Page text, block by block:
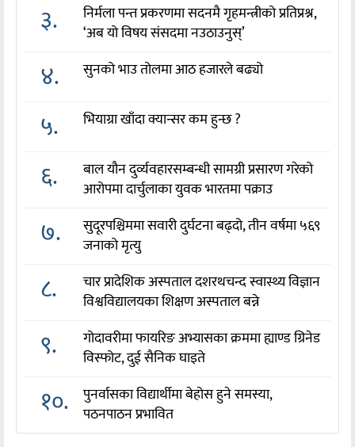
३.
निर्मला पन्त प्रकरणमा सदनमै गृहमन्त्रीको प्रतिप्रश्न,
‘अब यो विषय संसदमा नउठाउनुस्’
४. सुनको भाउ तोलमा आठ हजारले बढ्यो
५. भियाग्रा खाँदा क्यान्सर कम हुन्छ ?
६.
बाल यौन दुर्व्यवहारसम्बन्धी सामग्री प्रसारण गरेको
आरोपमा दार्चुलाका युवक भारतमा पक्राउ
७.
सुदूरपश्चिममा सवारी दुर्घटना बढ्दो, तीन वर्षमा ५६९
जनाको मृत्यु
८.
चार प्रादेशिक अस्पताल दशरथचन्द स्वास्थ्य विज्ञान
विश्वविद्यालयका शिक्षण अस्पताल बन्ने
९.
गोदावरीमा फायरिङ अभ्यासका क्रममा ह्याण्ड ग्रिनेड
विस्फोट, दुई सैनिक घाइते
१०.
पुनर्वासका विद्यार्थीमा बेहोस हुने समस्या,
पठनपाठन प्रभावित